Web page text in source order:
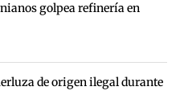
golpea refinería en
de origen ilegal durante